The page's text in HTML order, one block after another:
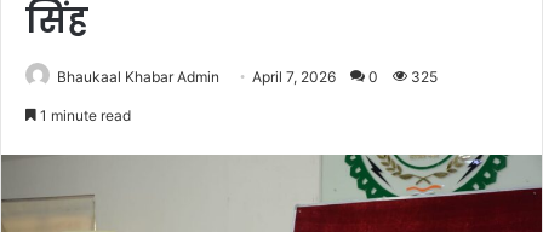
सिंह
Bhaukaal Khabar Admin April 7, 2026 0 325
1 minute read